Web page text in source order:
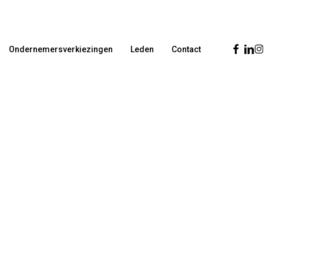
Ondernemersverkiezingen Leden Contact Facebook
Linkedin
Instagram